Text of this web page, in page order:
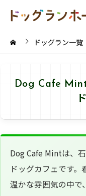
ドッグラン一覧
Dog Cafe
Dog Cafe Mintは、
ドッグカフェです
温かな雰囲気の中で